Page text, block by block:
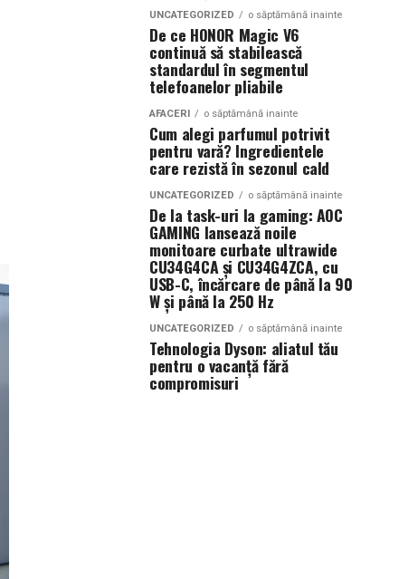
UNCATEGORIZED o săptămână inainte
De ce HONOR Magic V6
continuă să stabilească
standardul în segmentul
telefoanelor pliabile
AFACERI o săptămână inainte
Cum alegi parfumul potrivit
pentru vară? Ingredientele
care rezistă în sezonul cald
UNCATEGORIZED o săptămână inainte
De la task-uri la gaming: AOC
GAMING lansează noile
monitoare curbate ultrawide
CU34G4CA și CU34G4ZCA, cu
USB-C, încărcare de până la 90
W și până la 250 Hz
UNCATEGORIZED o săptămână inainte
Tehnologia Dyson: aliatul tău
pentru o vacanță fără
compromisuri